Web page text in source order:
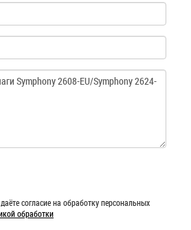
согласие на обработку персональных
обработки